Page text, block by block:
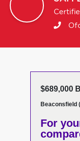
$689,000
Beaconsfield
For